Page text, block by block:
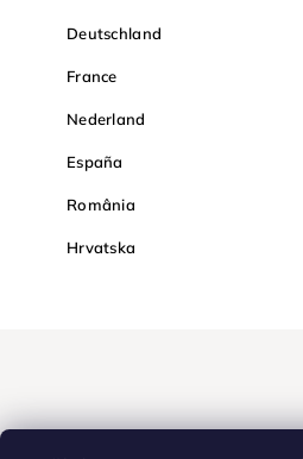
Deutschland
France
Nederland
España
România
Hrvatska